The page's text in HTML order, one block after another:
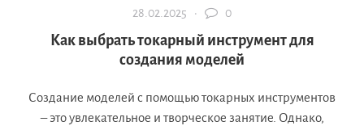
28.02.2025 · 0
Как выбрать токарный инструмент для
создания моделей
Создание моделей с помощью токарных инструментов
– это увлекательное и творческое занятие. Однако,